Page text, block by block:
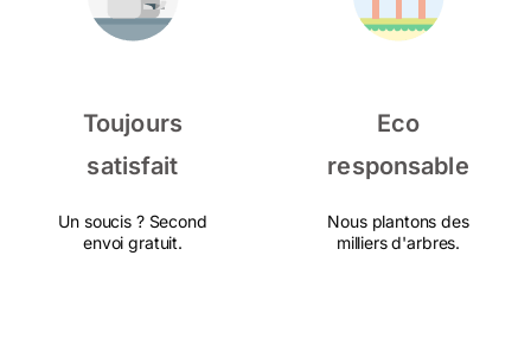
Toujours
satisfait
Un soucis ? Second
envoi gratuit.
Eco
responsable
Nous plantons des
milliers d'arbres.